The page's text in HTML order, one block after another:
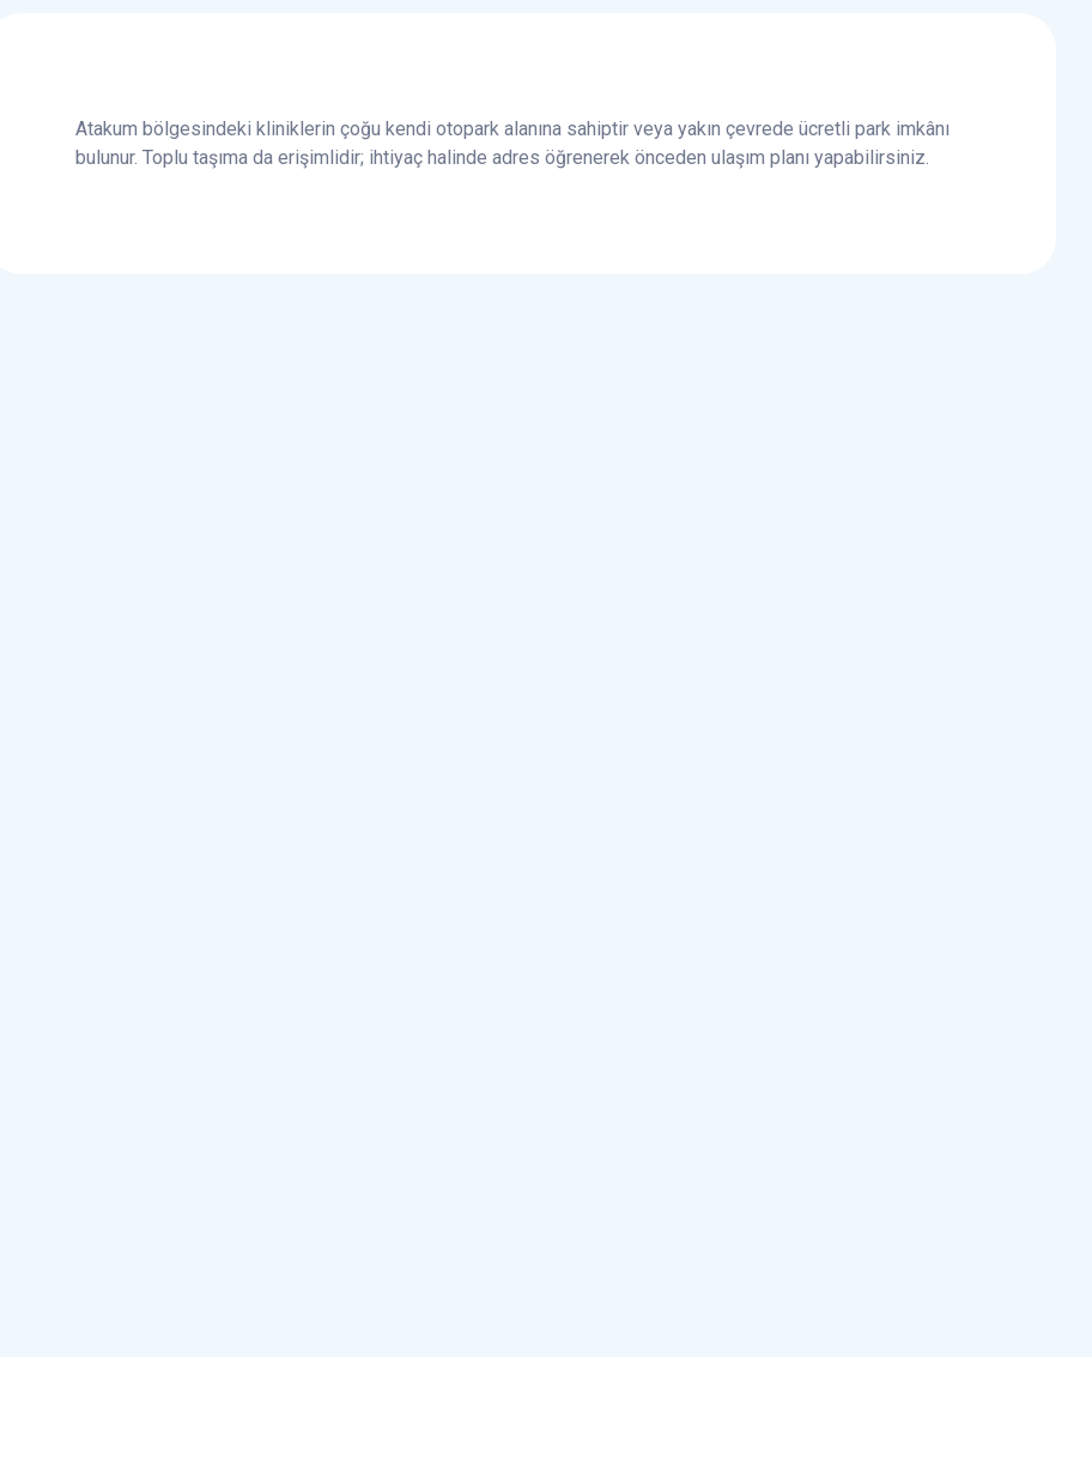
Atakum bölgesindeki kliniklerin çoğu kendi otopark alanına sahiptir veya yakın çevrede ücretli park imkânı
bulunur. Toplu taşıma da erişimlidir; ihtiyaç halinde adres öğrenerek önceden ulaşım planı yapabilirsiniz.